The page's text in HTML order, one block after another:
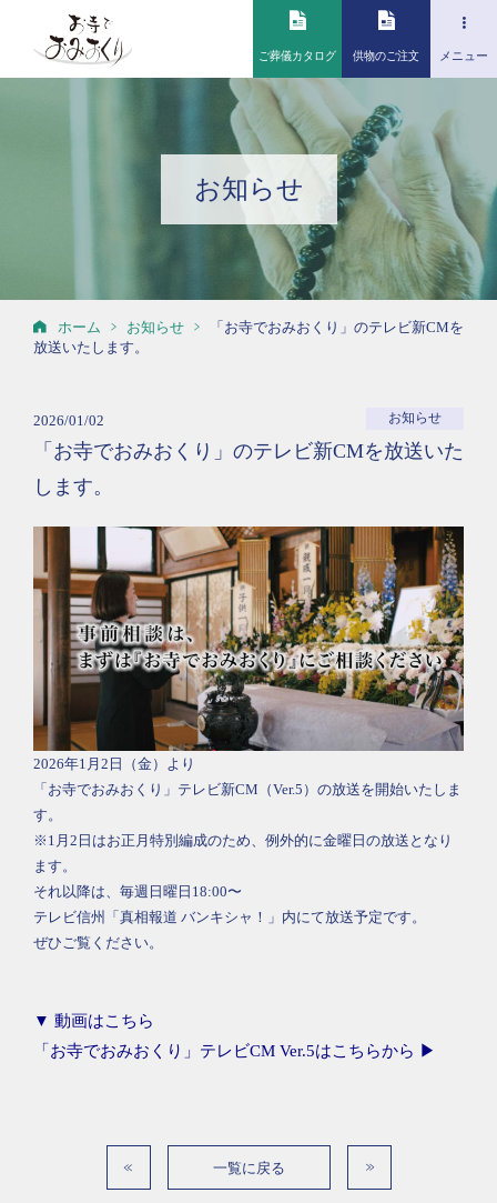
ご葬儀カタログ 供物のご注文 メニュー
お知らせ
ホーム お知らせ
「お寺でおみおくり」のテレビ新CMを
放送いたします。
2026/01/02 お知らせ
「お寺でおみおくり」のテレビ新CMを放送いた
します。
2026年1月2日（金）より
「お寺でおみおくり」テレビ新CM（Ver.5）の放送を開始いたしま
す。
※1月2日はお正月特別編成のため、例外的に金曜日の放送となり
ます。
それ以降は、毎週日曜日18:00〜
テレビ信州「真相報道 バンキシャ！」内にて放送予定です。
ぜひご覧ください。
▼ 動画はこちら
「お寺でおみおくり」テレビCM Ver.5はこちらから ▶
一覧に戻る